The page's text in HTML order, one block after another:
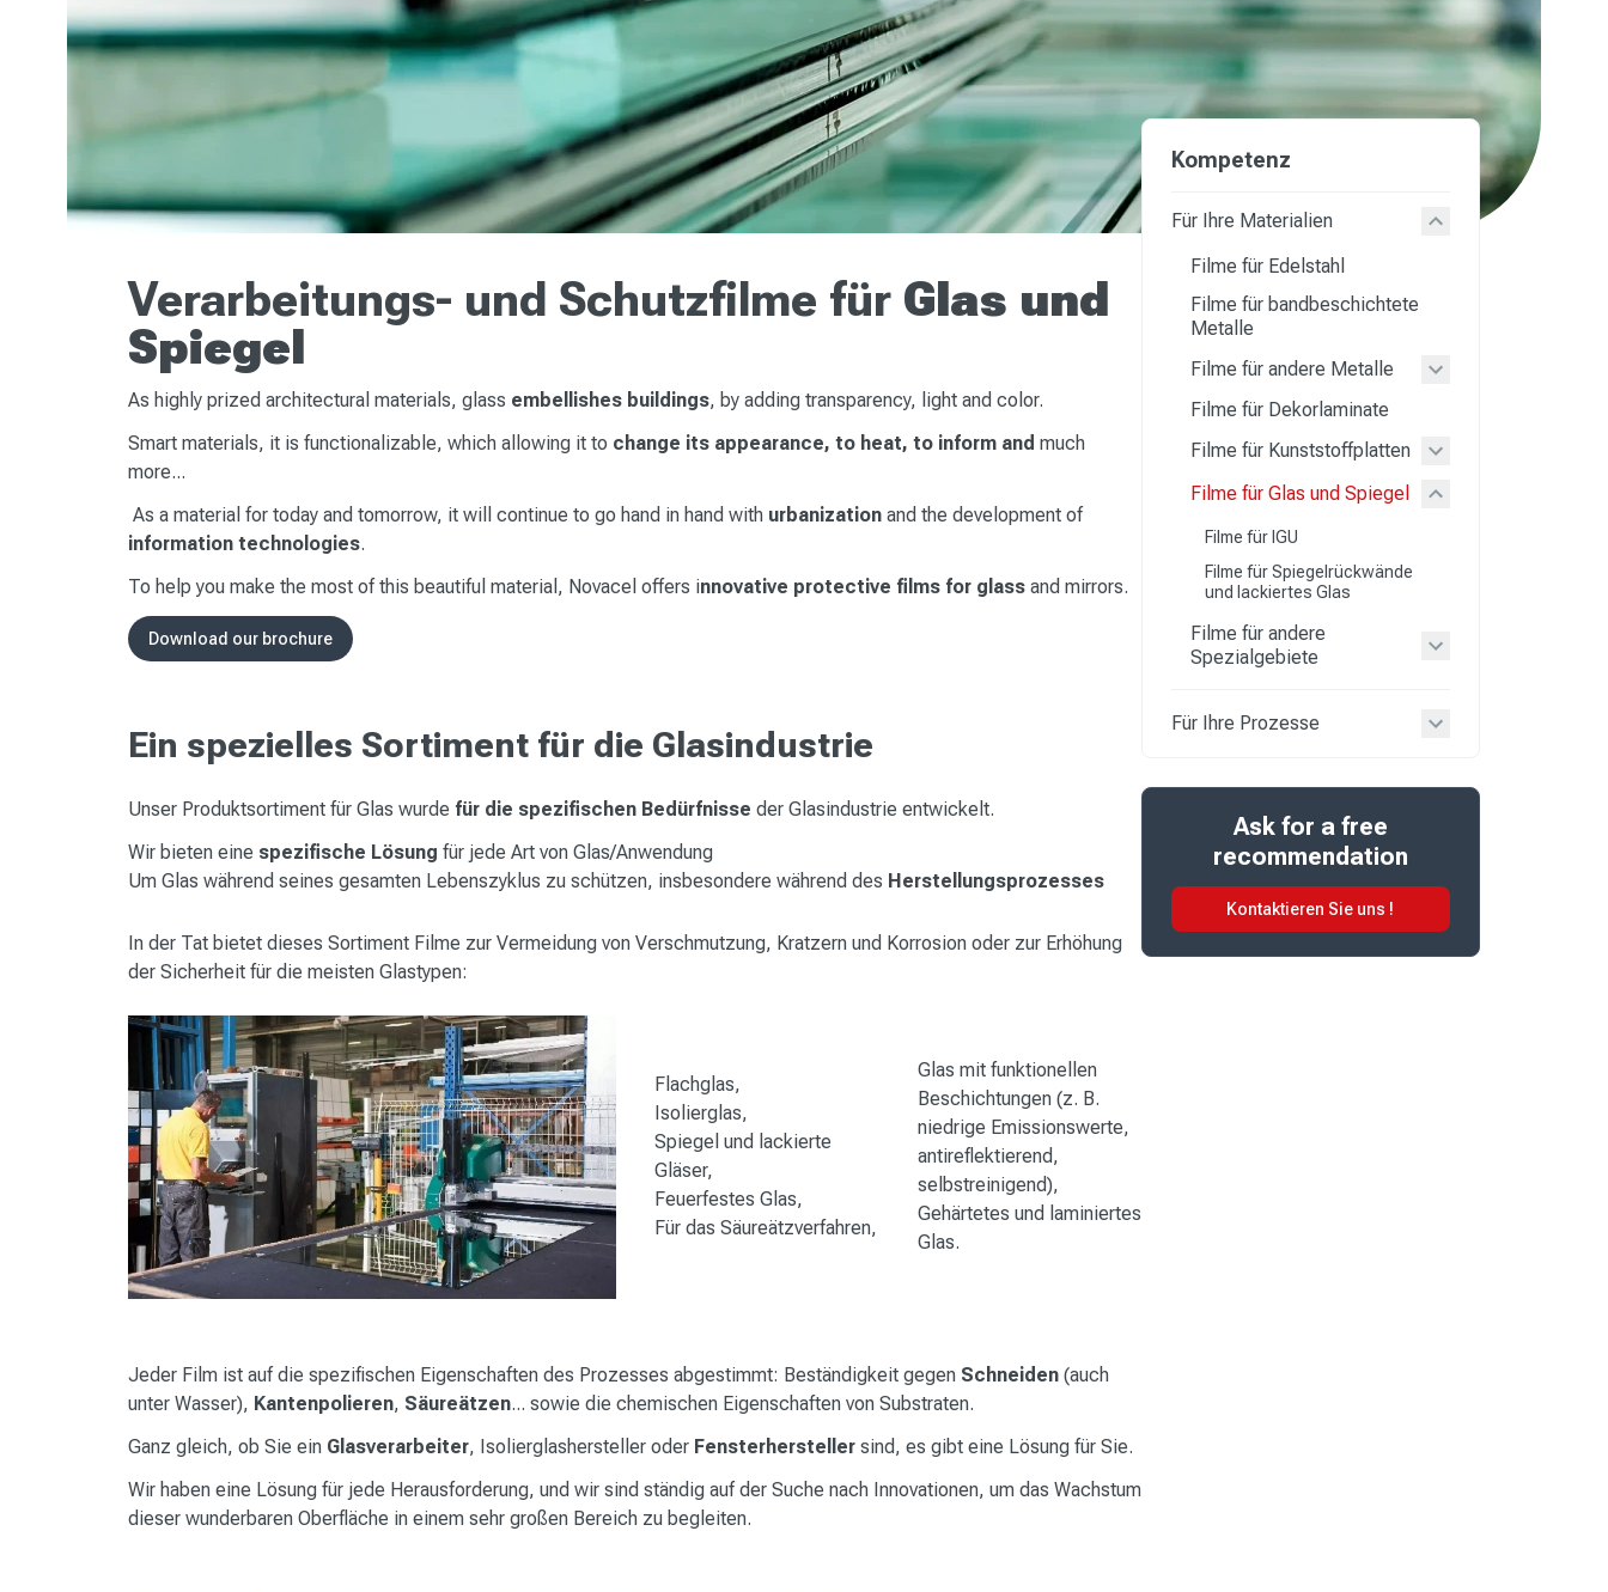
Verarbeitungs- und Schutzfilme für Glas und
Spiegel
As highly prized architectural materials, glass embellishes buildings, by adding transparency, light and color.
Smart materials, it is functionalizable, which allowing it to change its appearance, to heat, to inform andmuch
more...
As a material for today and tomorrow, it will continue to go hand in hand with urbanization and the development of
information technologies.
To help you make the most of this beautiful material, Novacel offers innovative protective films for glassand mirrors.
Download our brochure
Ein spezielles Sortiment für die Glasindustrie
Unser Produktsortiment für Glas wurde für die spezifischen Bedürfnisseder Glasindustrie entwickelt.
Wir bieten eine spezifische Lösungfür jede Art von Glas/Anwendung
Um Glas während seines gesamten Lebenszyklus zu schützen, insbesondere während des Herstellungsprozesses
In der Tat bietet dieses Sortiment Filme zur Vermeidung von Verschmutzung, Kratzern und Korrosion oder zur Erhöhung
der Sicherheit für die meisten Glastypen:
Flachglas,
Isolierglas,
Spiegel und lackierte
Gläser,
Feuerfestes Glas,
Für das Säureätzverfahren,
Glas mit funktionellen
Beschichtungen (z. B.
niedrige Emissionswerte,
antireflektierend,
selbstreinigend),
Gehärtetes und laminiertes
Glas.
Jeder Film ist auf die spezifischen Eigenschaften des Prozesses abgestimmt: Beständigkeit gegen Schneiden (auch
unter Wasser), Kantenpolieren, Säureätzen... sowie die chemischen Eigenschaften von Substraten.
Ganz gleich, ob Sie ein Glasverarbeiter, Isolierglashersteller oder Fensterhersteller sind, es gibt eine Lösung für Sie.
Wir haben eine Lösung für jede Herausforderung, und wir sind ständig auf der Suche nach Innovationen, um das Wachstum
dieser wunderbaren Oberfläche in einem sehr großen Bereich zu begleiten.
Kompetenz
Für Ihre Materialien
Filme für Edelstahl
Filme für bandbeschichtete
Metalle
Filme für andere Metalle
Filme für Dekorlaminate
Filme für Kunststoffplatten
Filme für Glas und Spiegel
Filme für IGU
Filme für Spiegelrückwände
und lackiertes Glas
Filme für andere
Spezialgebiete
Für Ihre Prozesse
Ask for a free
recommendation
Kontaktieren Sie uns !